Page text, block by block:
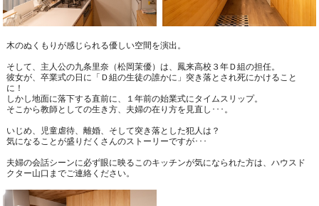
木のぬくもりが感じられる優しい空間を演出。
そして、主人公の九条里奈（松岡茉優）は、鳳来高校３年Ｄ組の担任。
彼女が、卒業式の日に「Ｄ組の生徒の誰かに」突き落とされ死にかけること
に！
しかし地面に落下する直前に、１年前の始業式にタイムスリップ。
そこから教師としての生き方、夫婦の在り方を見直し･･･。
いじめ、児童虐待、離婚、そして突き落とした犯人は？
気になることが盛りだくさんのストーリーですが･･･
夫婦の会話シーンに必ず眼に映るこのキッチンが気になられた方は、ハウスド
クター山口までご連絡ください。